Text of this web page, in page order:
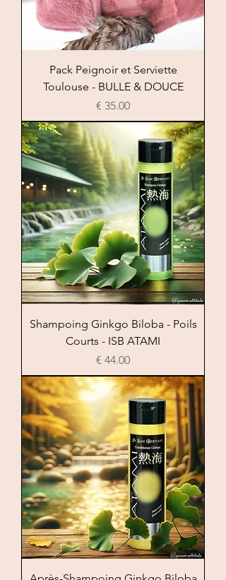
Pack Peignoir et Serviette
Toulouse - BULLE & DOUCE
السعر
Shampoing Ginkgo Biloba - Poils
Courts - ISB ATAMI
السعر